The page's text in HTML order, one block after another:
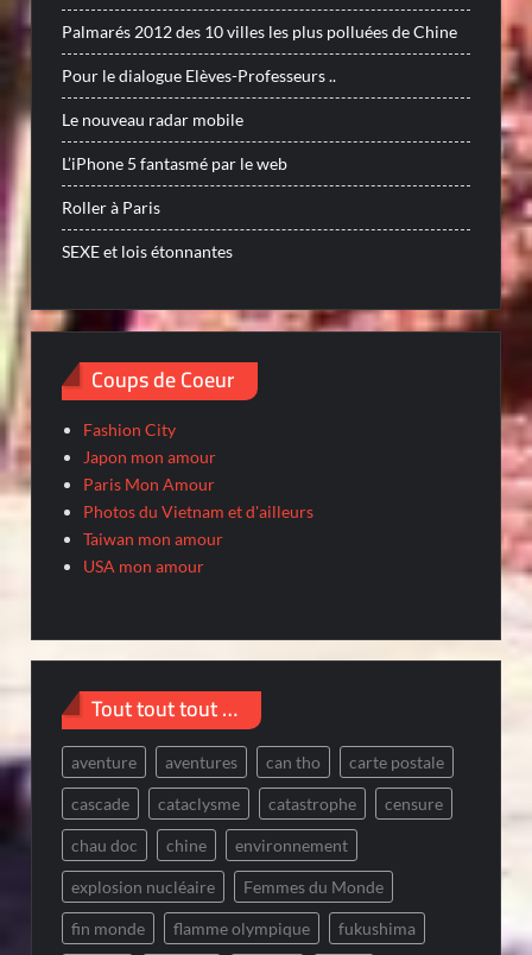
Palmarés 2012 des 10 villes les plus polluées de Chine
Pour le dialogue Elèves-Professeurs ..
Le nouveau radar mobile
L’iPhone 5 fantasmé par le web
Roller à Paris
SEXE et lois étonnantes
Coups de Coeur
Fashion City
Japon mon amour
Paris Mon Amour
Photos du Vietnam et d'ailleurs
Taiwan mon amour
USA mon amour
Tout tout tout …
aventure aventures can tho carte postale
cascade cataclysme catastrophe censure
chau doc chine environnement
explosion nucléaire Femmes du Monde
fin monde flamme olympique fukushima